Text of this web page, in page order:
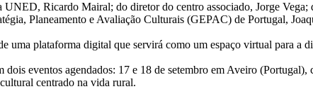
Ricardo Mairal; do diretor do centro associado, Jorge
Planeamento e Avaliação Culturais (GEPAC) de Portugal,
uma plataforma digital que servirá como um espaço virtual para a
eventos agendados: 17 e 18 de setembro em Aveiro
centrado na vida rural.